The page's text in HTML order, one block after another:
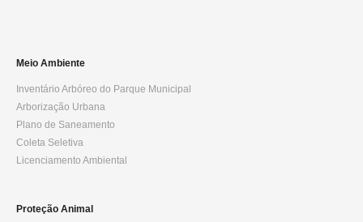
Meio Ambiente
Inventário Arbóreo do Parque Municipal
Arborização Urbana
Plano de Saneamento
Coleta Seletiva
Licenciamento Ambiental
Proteção Animal